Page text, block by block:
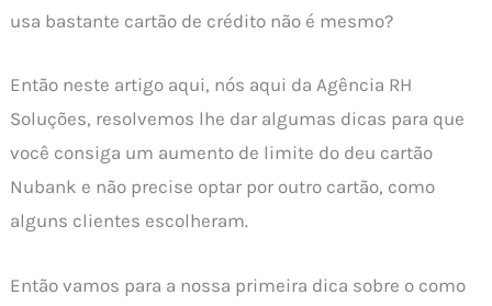
usa bastante cartão de crédito não é mesmo?
Então neste artigo aqui, nós aqui da Agência RH
Soluções, resolvemos lhe dar algumas dicas para que
você consiga um aumento de limite do deu cartão
Nubank e não precise optar por outro cartão, como
alguns clientes escolheram.
Então vamos para a nossa primeira dica sobre o como